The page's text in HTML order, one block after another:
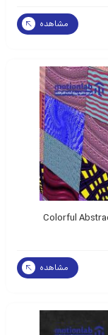
مشاهده
مشاهده